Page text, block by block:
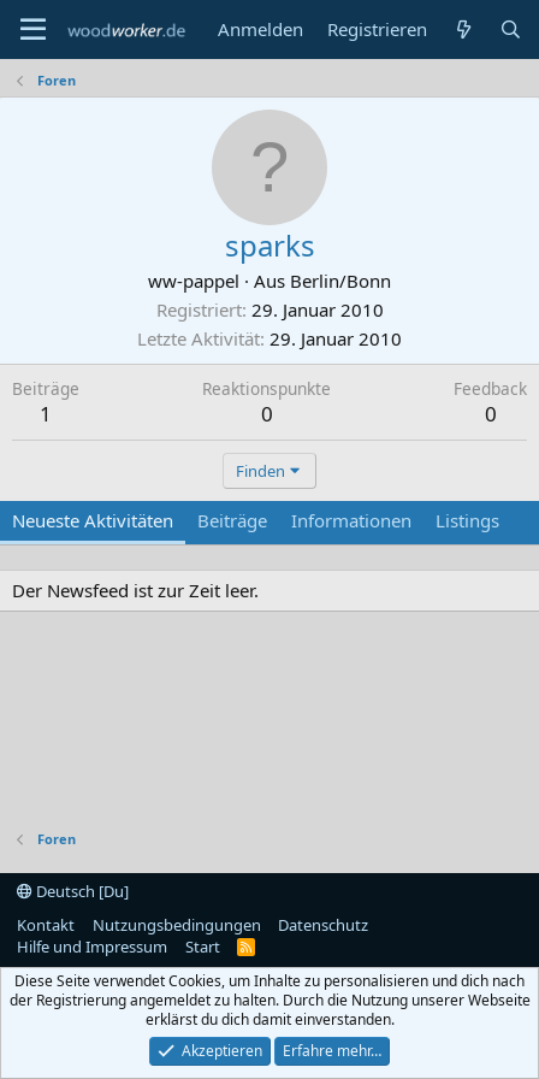
Anmelden Registrieren
Foren
sparks
ww-pappel · Aus Berlin/Bonn
Registriert 29. Januar 2010
Letzte Aktivität 29. Januar 2010
Beiträge
1
Reaktionspunkte
0
Feedback
0
Finden
Neueste Aktivitäten Beiträge Informationen Listings
Der Newsfeed ist zur Zeit leer.
Foren
Deutsch [Du]
Kontakt
Nutzungsbedingungen
Datenschutz
Hilfe und Impressum
Start
R
S
Diese Seite verwendet Cookies, um Inhalte zu personalisieren und dich nach
der Registrierung angemeldet zu halten. Durch die Nutzung unserer Webseite
erklärst du dich damit einverstanden.
Akzeptieren
Erfahre mehr…